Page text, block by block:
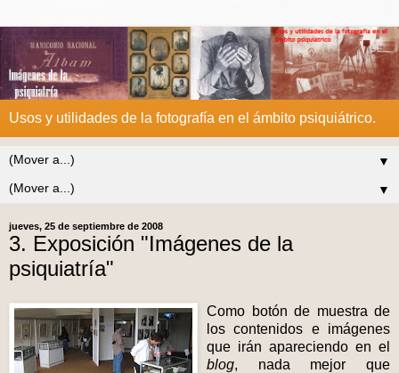
Usos y utilidades de la fotografía en el ámbito psiquiátrico.
▼
▼
jueves, 25 de septiembre de 2008
3. Exposición "Imágenes de la
psiquiatría"
Como botón de muestra de
los contenidos e imágenes
que irán apareciendo en el
blog, nada mejor que